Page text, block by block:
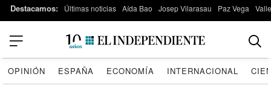
Destacamos: Últimas noticias Aída Bao Josep Vilarasau Paz Vega
OPINIÓN ESPAÑA ECONOMÍA INTERNACIONAL